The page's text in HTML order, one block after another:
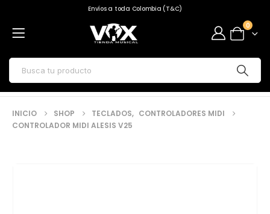
Envíos a toda Colombia (T&C)
0
INICIO SHOP TECLADOS, CONTROLADORES MIDI
CONTROLADOR MIDI ALESIS V25